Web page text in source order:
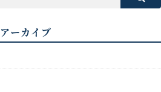
アーカイブ